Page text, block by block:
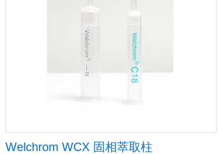
Welchrom WCX 固相萃取柱